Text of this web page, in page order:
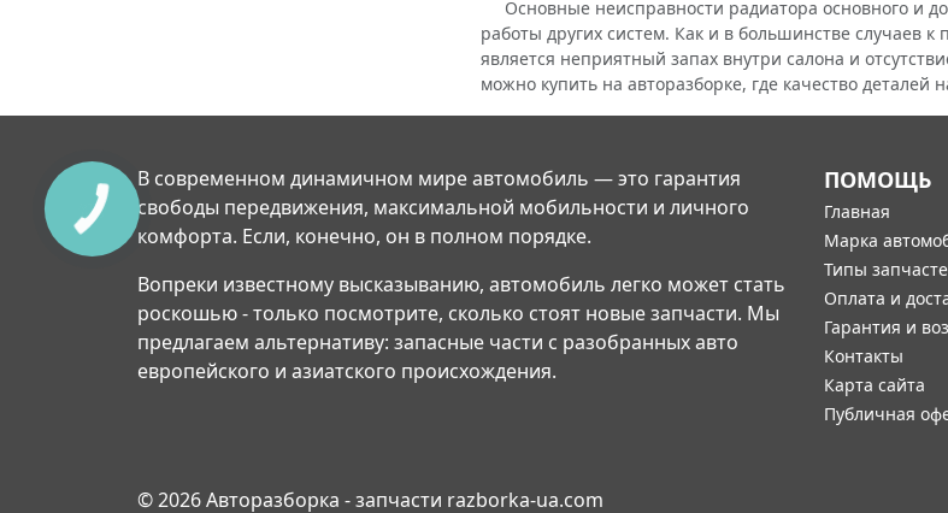
Основные неисправности радиатора основного и
работы других систем. Как и в большинстве случаев
является неприятный запах внутри салона и
можно купить на авторазборке, где качество деталей
В современном динамичном мире автомобиль — это гарантия
свободы передвижения, максимальной мобильности и личного
комфорта. Если, конечно, он в полном порядке.
Вопреки известному высказыванию, автомобиль легко может стать
роскошью - только посмотрите, сколько стоят новые запчасти. Мы
предлагаем альтернативу: запасные части с разобранных авто
европейского и азиатского происхождения.
ПОМОЩЬ
Главная
Марка
Типы
Оплата и
Гарантия и
Контакты
Карта сайта
Публичная
© 2026 Авторазборка - запчасти razborka-ua.com